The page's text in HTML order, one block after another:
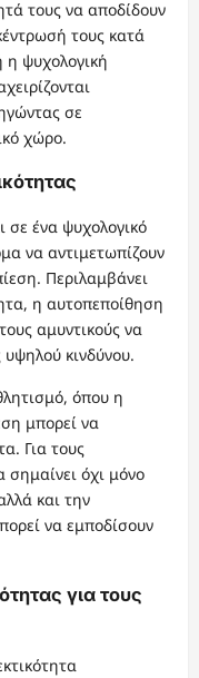
τους να αποδίδουν
τους κατά
η ψυχολογική
σε
χώρο.
σε ένα ψυχολογικό
να αντιμετωπίζουν
Περιλαμβάνει
η αυτοπεποίθηση
αμυντικούς να
κινδύνου.
όπου η
μπορεί να
Για τους
σημαίνει όχι μόνο
και την
να εμποδίσουν
για τους